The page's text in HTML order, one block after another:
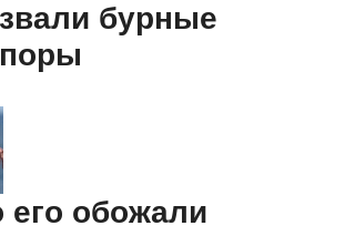
бурные
его обожали